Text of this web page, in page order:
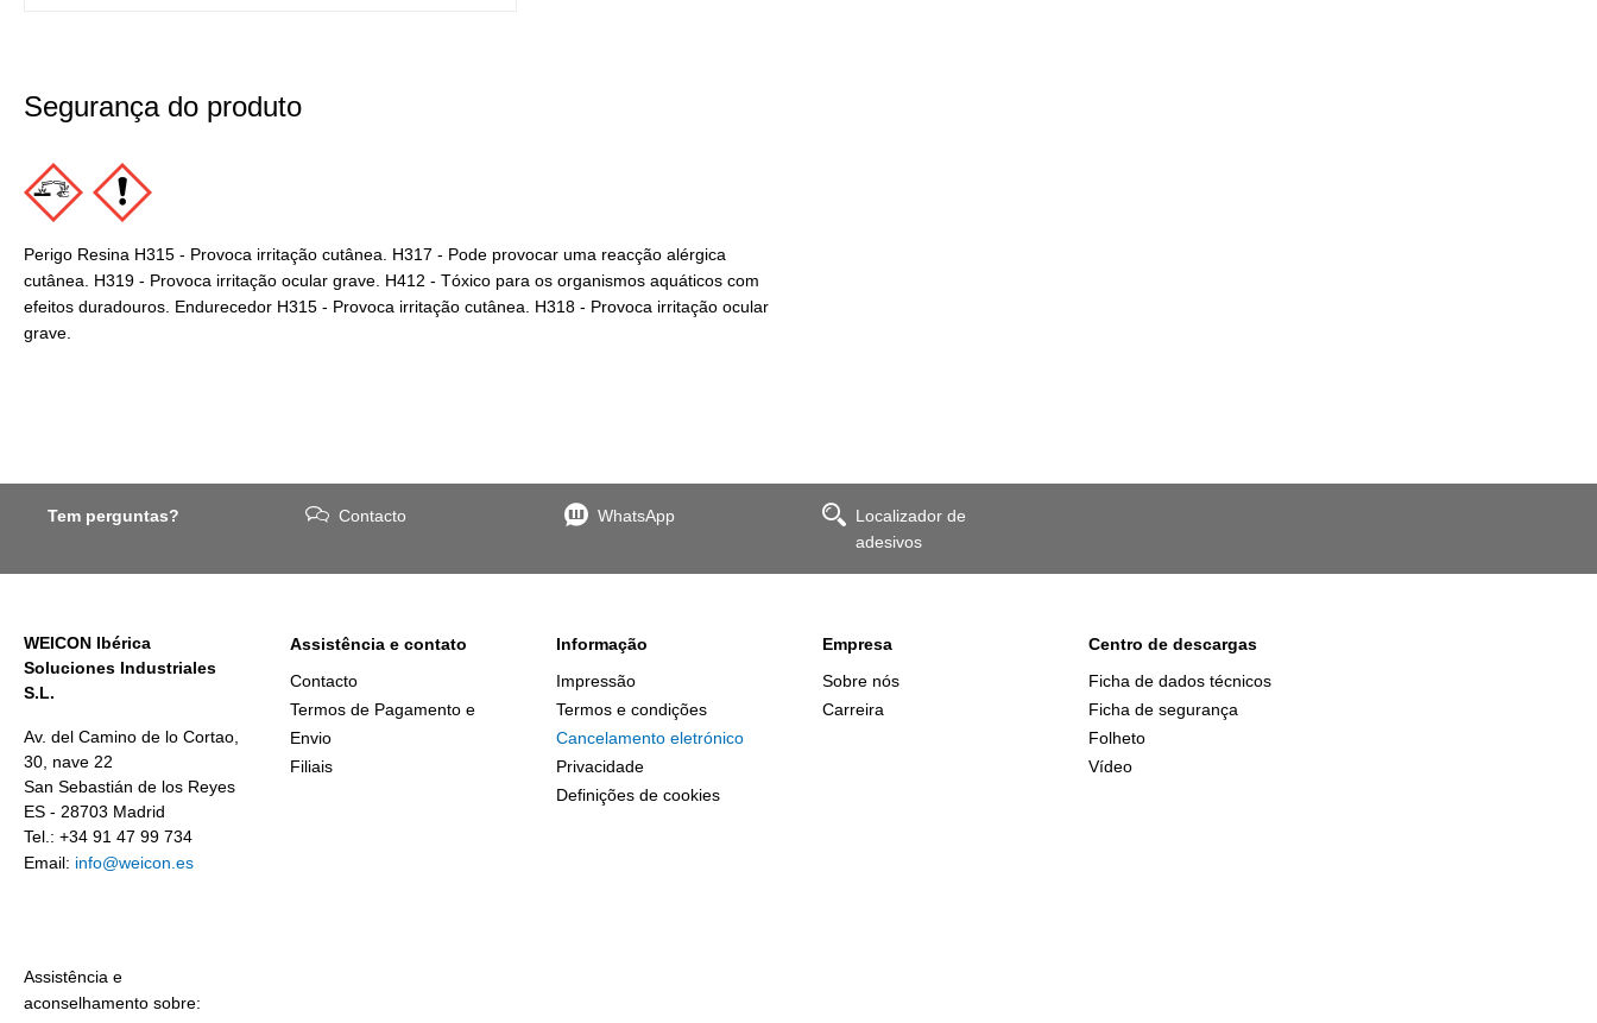
Segurança do produto
Perigo Resina H315 - Provoca irritação cutânea. H317 - Pode provocar uma reacção alérgica
cutânea. H319 - Provoca irritação ocular grave. H412 - Tóxico para os organismos aquáticos com
efeitos duradouros. Endurecedor H315 - Provoca irritação cutânea. H318 - Provoca irritação ocular
grave.
Tem perguntas? Contacto WhatsApp
Localizador de
adesivos
WEICON Ibérica
Soluciones Industriales
S.L.
Av. del Camino de lo Cortao,
30, nave 22
San Sebastián de los Reyes
ES - 28703 Madrid
Tel.: +34 91 47 99 734
Email: info@weicon.es
Assistência e
aconselhamento sobre:
Assistência e contato
Contacto
Termos de Pagamento e
Envio
Filiais
Informação
Impressão
Termos e condições
Cancelamento eletrónico
Privacidade
Definições de cookies
Empresa
Sobre nós
Carreira
Centro de descargas
Ficha de dados técnicos
Ficha de segurança
Folheto
Vídeo